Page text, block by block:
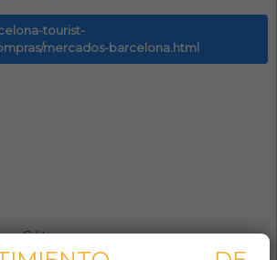
tourist-
mercados-barcelona.html
Gótic,